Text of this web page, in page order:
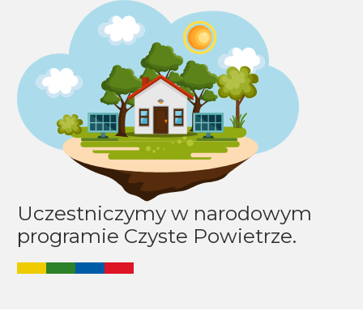
Uczestniczymy w narodowym
programie Czyste Powietrze.
Image